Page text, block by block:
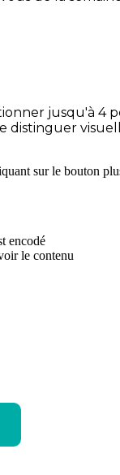
jusqu'à 4
distinguer
sur le bouton
encodé
le contenu